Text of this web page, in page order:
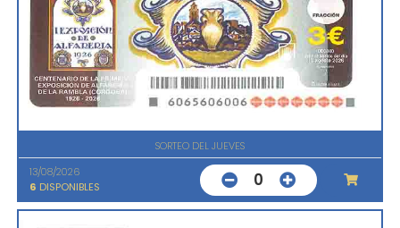
SORTEO DEL JUEVES
13/08/2026
6 DISPONIBLES 0